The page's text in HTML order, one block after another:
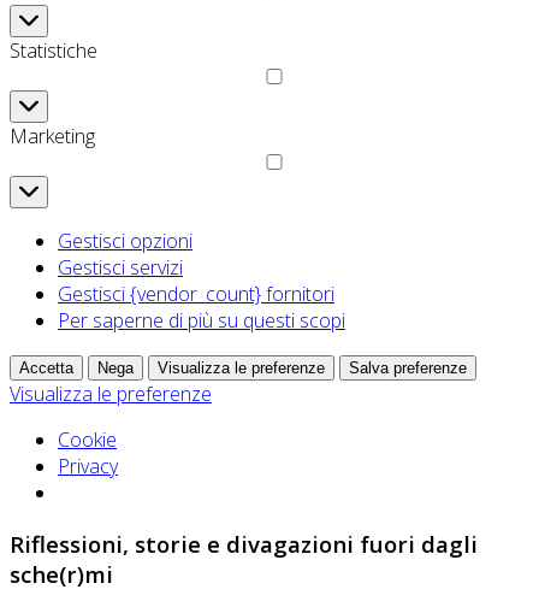
Preferenze
Statistiche
Statistiche
Marketing
Marketing
Gestisci opzioni
Gestisci servizi
Gestisci {vendor_count} fornitori
Per saperne di più su questi scopi
Accetta Nega Visualizza le preferenze Salva preferenze
Visualizza le preferenze
Cookie
Privacy
Riflessioni, storie e divagazioni fuori dagli
sche(r)mi